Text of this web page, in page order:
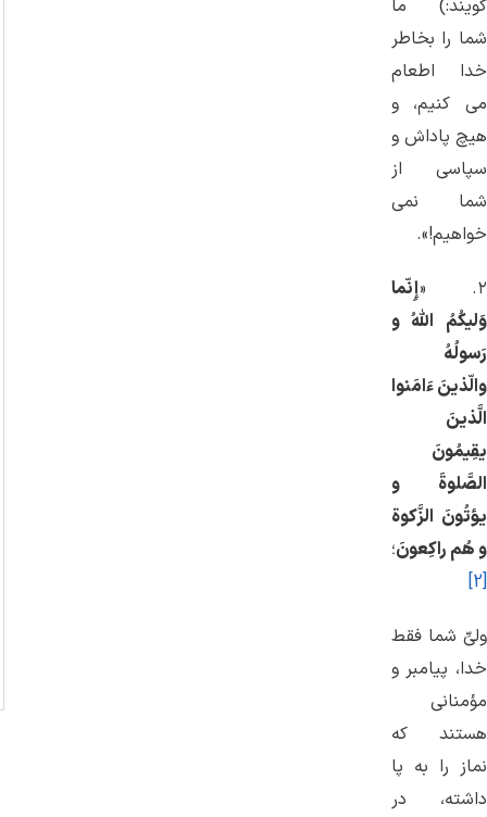
‌گویند:) ما
شما را بخاطر
خدا اطعام
می ‌کنیم، و
هیچ پاداش و
سپاسی از
شما نمی‌
خواهیم!».
۲. «
إِنّما
وَلیکُمُ اللهُ و
رَسولُهُ
والّذینَ ءَامَنوا
الَّذینَ
یقِیمُونَ
الصَّلوةَ و
یؤتُونَ الزَّکوة
و هُم راکِعونَ؛
[2]
ولیِّ شما فقط
خدا، پیامبر و
مؤمنانی
هستند که
نماز را به پا
داشته، در